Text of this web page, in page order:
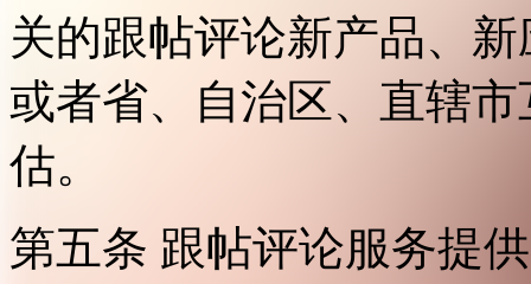
关的跟帖评论新产品、
或者省、自治区、直辖
估。
第五条 跟帖评论服务提